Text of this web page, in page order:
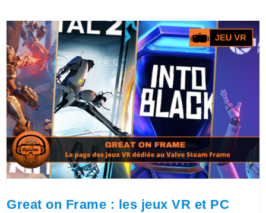
Great on Frame : les jeux VR et PC